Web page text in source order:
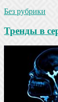
Без рубрики
Тренды в